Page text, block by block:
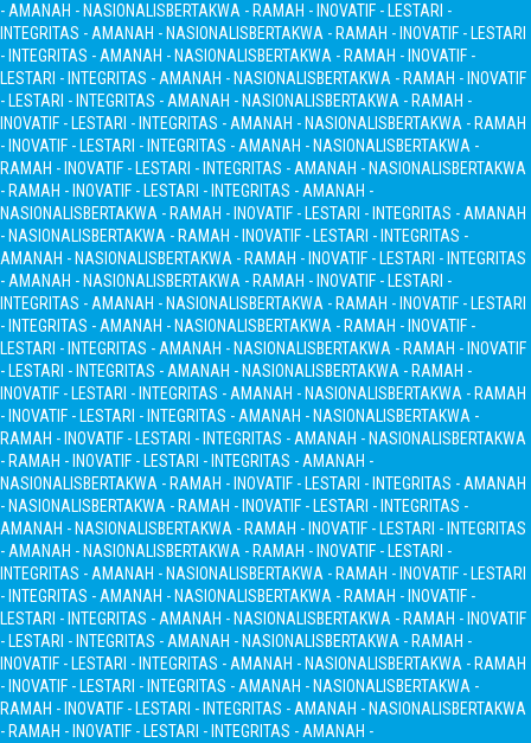
- AMANAH - NASIONALISBERTAKWA - RAMAH - INOVATIF - LESTARI -
INTEGRITAS - AMANAH - NASIONALISBERTAKWA - RAMAH - INOVATIF - LESTARI
- INTEGRITAS - AMANAH - NASIONALISBERTAKWA - RAMAH - INOVATIF -
LESTARI - INTEGRITAS - AMANAH - NASIONALISBERTAKWA - RAMAH - INOVATIF
- LESTARI - INTEGRITAS - AMANAH - NASIONALISBERTAKWA - RAMAH -
INOVATIF - LESTARI - INTEGRITAS - AMANAH - NASIONALISBERTAKWA - RAMAH
- INOVATIF - LESTARI - INTEGRITAS - AMANAH - NASIONALISBERTAKWA -
RAMAH - INOVATIF - LESTARI - INTEGRITAS - AMANAH - NASIONALISBERTAKWA
- RAMAH - INOVATIF - LESTARI - INTEGRITAS - AMANAH -
NASIONALISBERTAKWA - RAMAH - INOVATIF - LESTARI - INTEGRITAS - AMANAH
- NASIONALISBERTAKWA - RAMAH - INOVATIF - LESTARI - INTEGRITAS -
AMANAH - NASIONALISBERTAKWA - RAMAH - INOVATIF - LESTARI - INTEGRITAS
- AMANAH - NASIONALISBERTAKWA - RAMAH - INOVATIF - LESTARI -
INTEGRITAS - AMANAH - NASIONALISBERTAKWA - RAMAH - INOVATIF - LESTARI
- INTEGRITAS - AMANAH - NASIONALISBERTAKWA - RAMAH - INOVATIF -
LESTARI - INTEGRITAS - AMANAH - NASIONALISBERTAKWA - RAMAH - INOVATIF
- LESTARI - INTEGRITAS - AMANAH - NASIONALISBERTAKWA - RAMAH -
INOVATIF - LESTARI - INTEGRITAS - AMANAH - NASIONALISBERTAKWA - RAMAH
- INOVATIF - LESTARI - INTEGRITAS - AMANAH - NASIONALISBERTAKWA -
RAMAH - INOVATIF - LESTARI - INTEGRITAS - AMANAH - NASIONALISBERTAKWA
- RAMAH - INOVATIF - LESTARI - INTEGRITAS - AMANAH -
NASIONALISBERTAKWA - RAMAH - INOVATIF - LESTARI - INTEGRITAS - AMANAH
- NASIONALISBERTAKWA - RAMAH - INOVATIF - LESTARI - INTEGRITAS -
AMANAH - NASIONALISBERTAKWA - RAMAH - INOVATIF - LESTARI - INTEGRITAS
- AMANAH - NASIONALISBERTAKWA - RAMAH - INOVATIF - LESTARI -
INTEGRITAS - AMANAH - NASIONALISBERTAKWA - RAMAH - INOVATIF - LESTARI
- INTEGRITAS - AMANAH - NASIONALISBERTAKWA - RAMAH - INOVATIF -
LESTARI - INTEGRITAS - AMANAH - NASIONALISBERTAKWA - RAMAH - INOVATIF
- LESTARI - INTEGRITAS - AMANAH - NASIONALISBERTAKWA - RAMAH -
INOVATIF - LESTARI - INTEGRITAS - AMANAH - NASIONALISBERTAKWA - RAMAH
- INOVATIF - LESTARI - INTEGRITAS - AMANAH - NASIONALISBERTAKWA -
RAMAH - INOVATIF - LESTARI - INTEGRITAS - AMANAH - NASIONALISBERTAKWA
- RAMAH - INOVATIF - LESTARI - INTEGRITAS - AMANAH -